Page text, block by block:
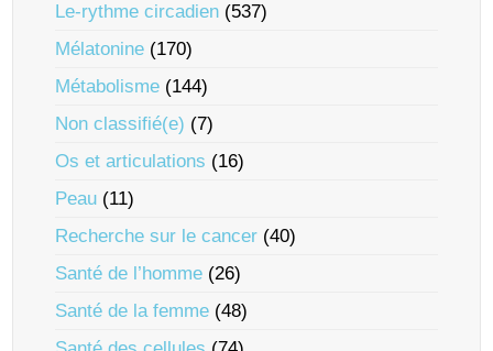
Le-rythme circadien (537)
Mélatonine (170)
Métabolisme (144)
Non classifié(e) (7)
Os et articulations (16)
Peau (11)
Recherche sur le cancer (40)
Santé de l’homme (26)
Santé de la femme (48)